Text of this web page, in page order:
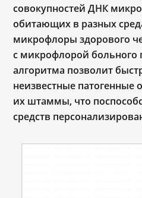
совокупностей ДНК
обитающих в разных
микрофлоры здорового
с микрофлорой
алгоритма позволит
неизвестные патогенные
их штаммы, что
средств